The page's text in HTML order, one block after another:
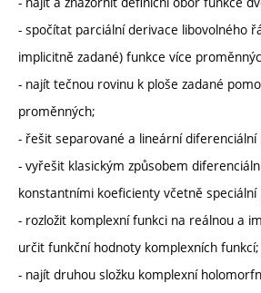
- spočítat parciální derivace libovolného
implicitně zadané) funkce více
- najít tečnou rovinu k ploše zadané
proměnných;
- řešit separované a lineární
- vyřešit klasickým způsobem
konstantními koeficienty včetně
- rozložit komplexní funkci na reálnou a
určit funkční hodnoty komplexních funkcí;
- najít druhou složku komplexní